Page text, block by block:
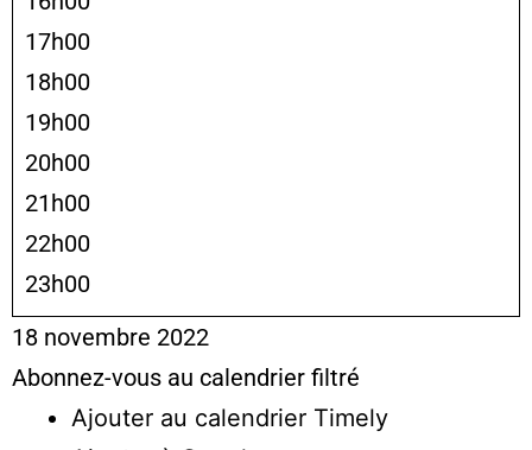
17h00
18h00
19h00
20h00
21h00
22h00
23h00
18 novembre 2022
Abonnez-vous au calendrier filtré
Ajouter au calendrier Timely